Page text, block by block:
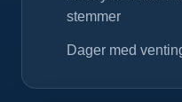
stemmer
Dager med